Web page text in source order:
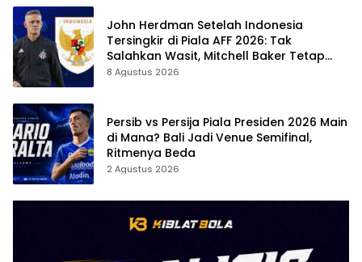
John Herdman Setelah Indonesia
Tersingkir di Piala AFF 2026: Tak
Salahkan Wasit, Mitchell Baker Tetap
Jadi Modal
8 Agustus 2026
Persib vs Persija Piala Presiden 2026 Main
di Mana? Bali Jadi Venue Semifinal,
Ritmenya Beda
2 Agustus 2026